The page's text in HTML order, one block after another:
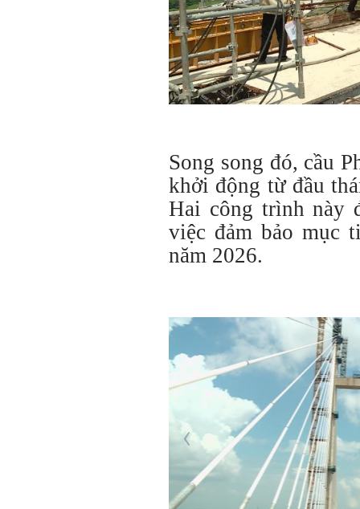
Song song đó, cầu
khởi động từ đầu
Hai công trình này
việc đảm bảo mục
năm 2026.